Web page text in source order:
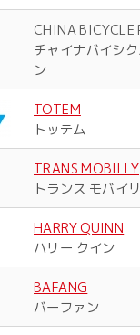
CHINA BICYCLE
チャイナバイシ
ン
TOTEM
トッテム
TRANS MOBILLY
トランス モバイ
HARRY QUINN
ハリー クイン
BAFANG
バーファン